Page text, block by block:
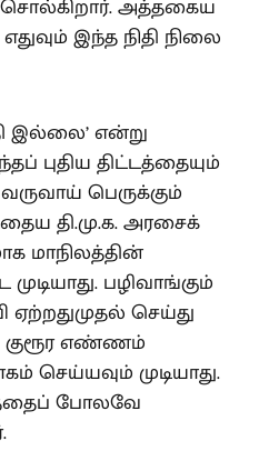
அத்தகைய
இந்த நிதி நிலை
இல்லை’ என்று
புதிய திட்டத்தையும்
வருவாய் பெருக்கும்
தி.மு.க. அரசைக்
மாநிலத்தின்
பழிவாங்கும்
செய்து
குரூர எண்ணம்
முடியாது.
போலவே